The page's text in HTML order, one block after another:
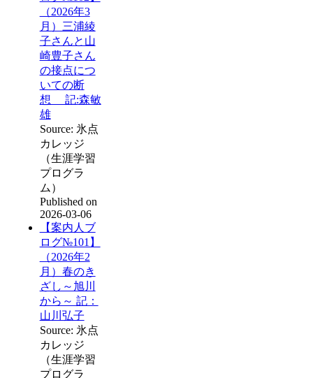
（2026年3
月）三浦綾
子さんと山
崎豊子さん
の接点につ
いての断
想 記:森敏
雄
Source: 氷点
カレッジ
（生涯学習
プログラ
ム）
Published on
2026-03-06
【案内人ブ
ログ№101】
（2026年2
月）春のき
ざし～旭川
から～ 記：
山川弘子
Source: 氷点
カレッジ
（生涯学習
プログラ